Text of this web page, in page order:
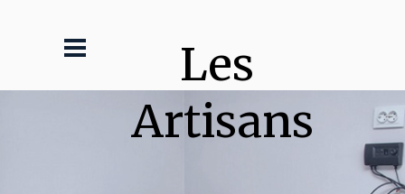
Les
Artisans